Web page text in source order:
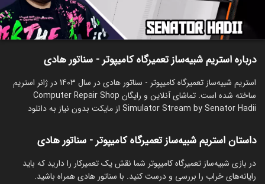
توضیحات قسمت‌ها سریال‌های مشابه
درباره استریم شبیه‌ساز تعمیرگاه کامیپوتر - سناتور هادی
استریم شبیه‌ساز تعمیرگاه کامیپوتر - سناتور هادی در سال 1403 در ژانر استریم
ساخته شده است. تماشای آنلاین و رایگان Computer Repair Shop
Simulator Stream by Senator Hadii از مایکت بدون نیاز به دانلود
داستان استریم شبیه‌ساز تعمیرگاه کامیپوتر - سناتور هادی
‏در بازی شبیه‌ساز تعمیرگاه کامیپوتر شما نقش یک تعمیرکار را دارید که باید
رایانه‌های خراب را بررسی و درست کنید. با سناتور هادی همراه باشید.